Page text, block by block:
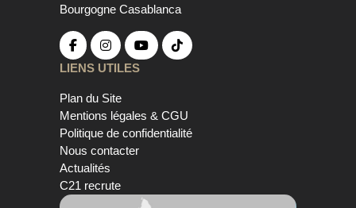
Bourgogne Casablanca
LIENS UTILES
Plan du Site
Mentions légales & CGU
Politique de confidentialité
Nous contacter
Actualités
C21 recrute